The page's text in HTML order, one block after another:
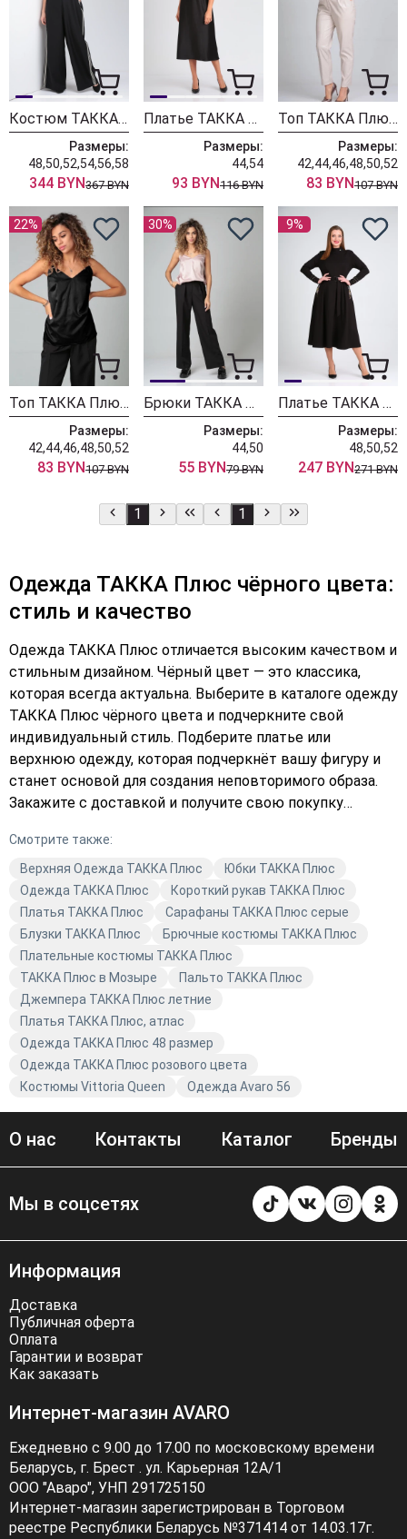
Костюм ТАККА Плюс 24-219
Размеры:
48,50,52,54,56,58
344 BYN367 BYN
Платье ТАККА Плюс 23-211 черный
Размеры:
44,54
93 BYN116 BYN
Топ ТАККА Плюс 22-158/1 черный
Размеры:
42,44,46,48,50,52
83 BYN107 BYN
22%
Топ ТАККА Плюс 22-153/2 черный
Размеры:
42,44,46,48,50,52
83 BYN107 BYN
30%
Брюки ТАККА Плюс 22-154
Размеры:
44,50
55 BYN79 BYN
9%
Платье ТАККА Плюс 21-135
Размеры:
48,50,52
247 BYN271 BYN
1 1
Одежда ТАККА Плюс чёрного цвета:
стиль и качество
Одежда ТАККА Плюс отличается высоким качеством и
стильным дизайном. Чёрный цвет — это классика,
которая всегда актуальна. Выберите в каталоге одежду
ТАККА Плюс чёрного цвета и подчеркните свой
индивидуальный стиль. Подберите платье или
верхнюю одежду, которая подчеркнёт вашу фигуру и
станет основой для создания неповторимого образа.
Закажите с доставкой и получите свою покупку
именно вам, и оформите заказ прямо сейчас!
Смотрите также:
Верхняя Одежда ТАККА Плюс
Юбки ТАККА Плюс
Одежда ТАККА Плюс
Короткий рукав ТАККА Плюс
Платья ТАККА Плюс
Сарафаны ТАККА Плюс серые
Блузки ТАККА Плюс
Брючные костюмы ТАККА Плюс
Плательные костюмы ТАККА Плюс
ТАККА Плюс в Мозыре
Пальто ТАККА Плюс
Джемпера ТАККА Плюс летние
Платья ТАККА Плюс, атлас
Одежда ТАККА Плюс 48 размер
Одежда ТАККА Плюс розового цвета
Костюмы Vittoria Queen
Одежда Avaro 56
О нас Контакты Каталог Бренды
Мы в соцсетях
Информация
Доставка
Публичная оферта
Оплата
Гарантии и возврат
Как заказать
Интернет-магазин AVARO
Ежедневно с 9.00 до 17.00 по московскому времени
Беларусь, г. Брест . ул. Карьерная 12А/1
ООО "Аваро", УНП 291725150
Интернет-магазин зарегистрирован в Торговом
реестре Республики Беларусь №371414 от 14.03.17г.